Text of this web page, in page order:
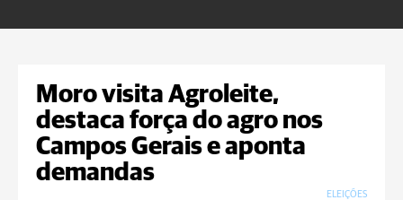
Moro visita Agroleite,
destaca força do agro nos
Campos Gerais e aponta
demandas
ELEIÇÕES